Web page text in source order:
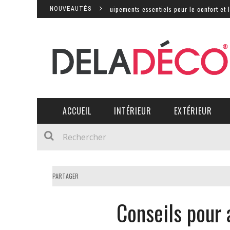
NOUVEAUTÉS
sont les équipements essentiels pour le confort et la productivité ?
ACCUEIL INTÉRIEUR EXTÉRIEUR
PARTAGER
Conseils